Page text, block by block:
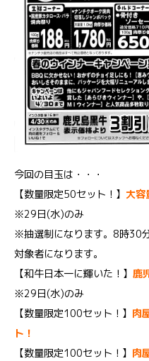
今回の目玉は・・・
【数量限定50セット！】 大容
※29日(水)のみ
※抽選制になります。8時30
対象者になります。
【和牛日本一に輝いた！】 鹿
※29日(水)のみ
【数量限定100セット！】 肉
ト！
【数量限定100セット！】 肉